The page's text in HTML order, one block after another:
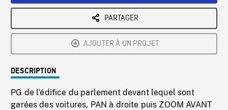
PARTAGER
AJOUTER À UN PROJET
DESCRIPTION
PG de l'édifice du parlement devant lequel sont
garées des voitures, PAN à droite puis ZOOM AVANT